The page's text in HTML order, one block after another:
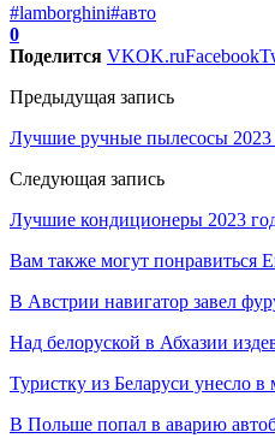
#lamborghini#авто
0
Поделится VKOK.ruFacebook
Предыдущая запись
Лучшие ручные пылесосы 2023
Следующая запись
Лучшие кондиционеры 2023
Вам также могут понравиться
В Австрии навигатор завел
Над белоруской в Абхазии
Туристку из Беларуси унесло в
В Польше попал в аварию